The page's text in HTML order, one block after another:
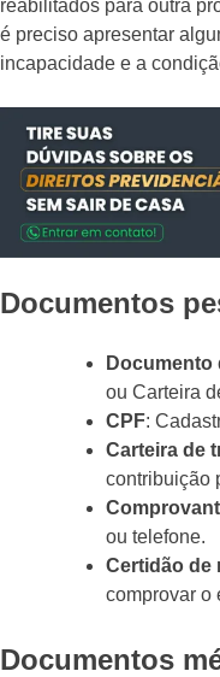
reabilitados para outra
é preciso apresentar
incapacidade e a
Documentos
Documento
ou Carteira
CPF:
Carteira de
contribuição
ou telefone.
Certidão de
comprovar o
Documentos